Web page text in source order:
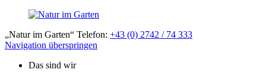
„Natur im Garten“ Telefon: +43 (0) 2742 / 74 333
Navigation überspringen
Das sind wir